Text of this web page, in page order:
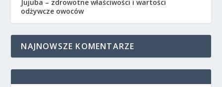
Jujuba – zdrowotne właściwości i wartości
odżywcze owoców
NAJNOWSZE KOMENTARZE